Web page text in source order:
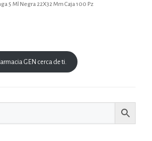
5 Ml Negra 22X32 Mm Caja 100 Pz
GEN cerca de ti.